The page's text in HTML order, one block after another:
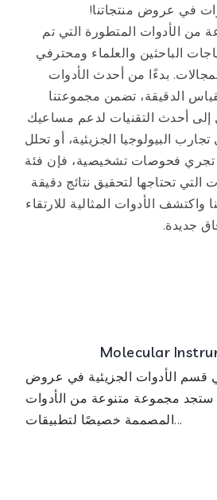
في عروض منتجاتنا!
من الأدوات المتطورة التي تم
الباحثين والعلماء ومحترفي
بدءًا من أحدث الأدوات
الدقيقة، تضمن مجموعتنا
إلى أحدث التقنيات لدعم مساعيك
البيولوجيا الجزيئية، أو تحلل
أو تجري فحوصات تشخيصية، فإن فئة
التي تحتاجها لتحقيق نتائج دقيقة
الأدوات المثالية للارتقاء
جديدة.
Molecular
قسم الأدوات الجزيئية في عروض
ستجد مجموعة متنوعة من الأدوات
المصممة خصيصًا لتطبيقات...